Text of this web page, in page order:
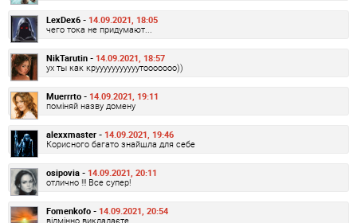
LexDex6 - 14.09.2021, 18:05
чего тока не придумают...
NikTarutin - 14.09.2021, 18:57
ух ты как крууууууууууутооооооо))
Muerrrto - 14.09.2021, 19:11
поміняй назву домену
alexxmaster - 14.09.2021, 19:46
Корисного багато знайшла для себе
osipovia - 14.09.2021, 20:11
отлично !!! Все супер!
Fomenkofo - 14.09.2021, 20:54
відмінно викладаєте